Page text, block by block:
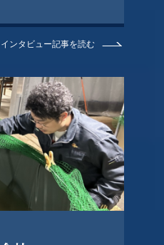
インタビュー記事を読む